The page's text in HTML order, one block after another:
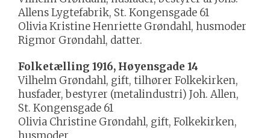
Allens Lygtefabrik, St. Kongensgade 61
Olivia Kristine Henriette Grøndahl, husmoder
Rigmor Grøndahl, datter.
Folketælling 1916, Høyensgade 14
Vilhelm Grøndahl, gift, tilhører Folkekirken,
husfader, bestyrer (metalindustri) Joh. Allen,
St. Kongensgade 61
Olivia Christine Grøndahl, gift, Folkekirken,
husmoder